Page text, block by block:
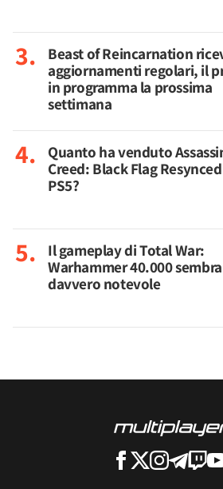
Beast of Reincarnation
aggiornamenti regolari, il
in programma la prossima
settimana
Quanto ha venduto
Creed: Black Flag
PS5?
Il gameplay di Total War:
Warhammer 40.000 sembra
davvero notevole